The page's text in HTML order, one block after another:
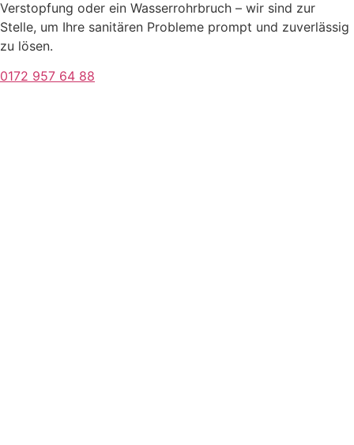
Verstopfung oder ein Wasserrohrbruch – wir sind zur
Stelle, um Ihre sanitären Probleme prompt und zuverlässig
zu lösen.
0172 957 64 88